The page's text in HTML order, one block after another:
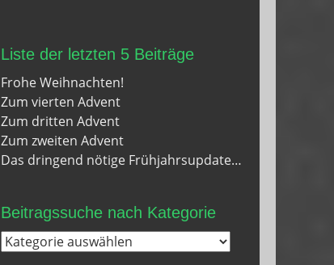
Liste der letzten 5 Beiträge
Frohe Weihnachten!
Zum vierten Advent
Zum dritten Advent
Zum zweiten Advent
Das dringend nötige Frühjahrsupdate…
Beitragssuche nach Kategorie
Beitragssuche